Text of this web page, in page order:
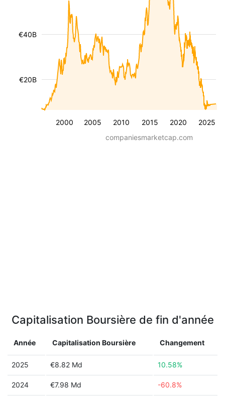
2000 2005 2010 2015 2020 2025
€20B
€40B
companiesmarketcap.com
Capitalisation Boursière de fin d'année
Année Capitalisation Boursière Changement
2025 €8.82 Md 10.58%
2024 €7.98 Md -60.8%